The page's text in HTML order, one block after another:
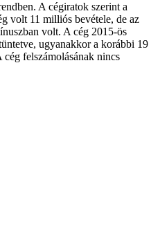
A cégiratok szerint a
volt 11 milliós bevétele, de az
volt. A cég 2015-ös
ugyanakkor a korábbi 19
felszámolásának nincs